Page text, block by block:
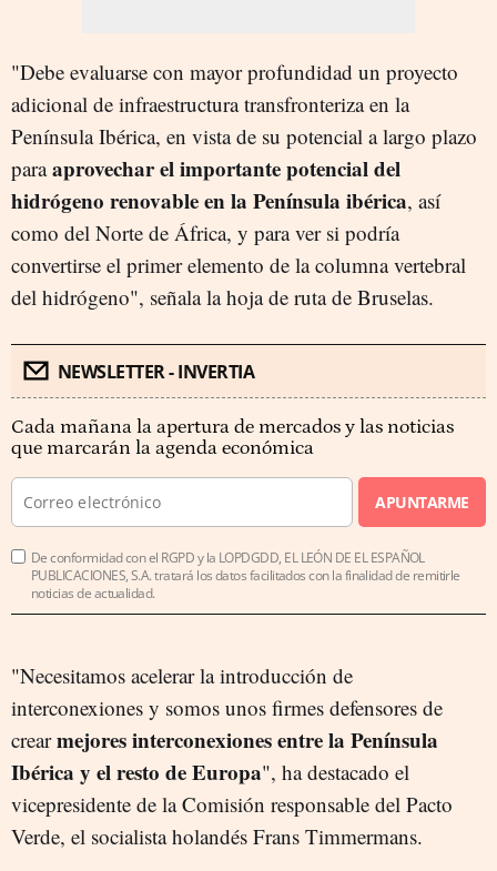
"Debe evaluarse con mayor profundidad un proyecto
adicional de infraestructura transfronteriza en la
Península Ibérica, en vista de su potencial a largo plazo
paraaprovechar el importante potencial del
hidrógeno renovable en la Península ibérica, así
como del Norte de África, y para ver si podría
convertirse el primer elemento de la columna vertebral
del hidrógeno", señala la hoja de ruta de Bruselas.
NEWSLETTER - INVERTIA
Cada mañana la apertura de mercados y las noticias
que marcarán la agenda económica
APUNTARME
De conformidad con el RGPD y la LOPDGDD, EL LEÓN DE EL ESPAÑOL
PUBLICACIONES, S.A. tratará los datos facilitados con la finalidad de remitirle
noticias de actualidad.
"Necesitamos acelerar la introducción de
interconexiones y somos unos firmes defensores de
crearmejores interconexiones entre la Península
Ibérica y el resto de Europa", ha destacado el
vicepresidente de la Comisión responsable del Pacto
Verde, el socialista holandés Frans Timmermans.